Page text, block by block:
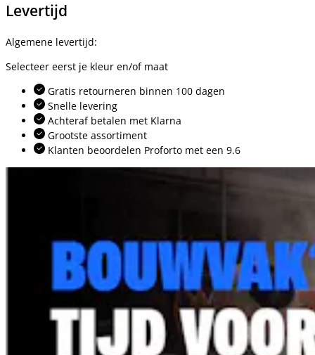
Levertijd
Algemene levertijd:
Selecteer eerst je kleur en/of maat
Gratis retourneren binnen 100 dagen
Snelle levering
Achteraf betalen met Klarna
Grootste assortiment
Klanten beoordelen Proforto met een 9.6